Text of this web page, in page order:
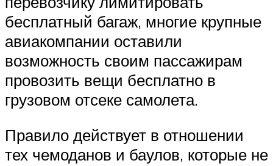
бесплатный багаж, многие крупные
авиакомпании оставили
возможность своим пассажирам
провозить вещи бесплатно в
грузовом отсеке самолета.
Правило действует в отношении
тех чемоданов и баулов, которые не